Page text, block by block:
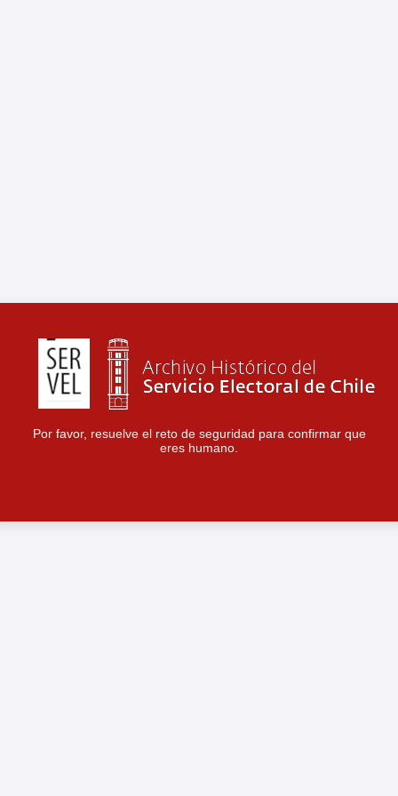
Por favor, resuelve el reto de seguridad para confirmar que
eres humano.